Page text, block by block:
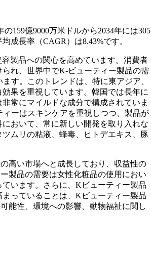
159億9000万米ドルから2034年には305
成長率（CAGR）は8.43%です。
製品への関心を高めています。消費者
れ、世界中でK-ビューティー製品の需
す。このトレンドは、特に東アジア、
果を重視しています。韓国では長年に
常にマイルドな成分で構成されていま
ーはスキンケアを重視しつつ、製品が
おいて、常に新しい開発を取り入れな
ムリの粘液、蜂毒、ヒトデエキス、豚
高い市場へと成長しており、収益性の
製品の需要は女性化粧品の使用におい
います。さらに、Kビューティー製品
っていることは、Kビューティー製品
能性、環境への影響、動物福祉に関し